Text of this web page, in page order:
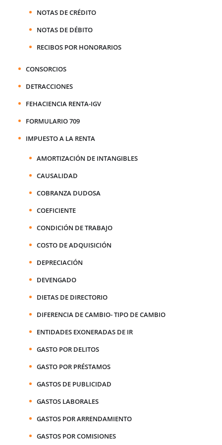
NOTAS DE CRÉDITO
NOTAS DE DÉBITO
RECIBOS POR HONORARIOS
CONSORCIOS
DETRACCIONES
FEHACIENCIA RENTA-IGV
FORMULARIO 709
IMPUESTO A LA RENTA
AMORTIZACIÓN DE INTANGIBLES
CAUSALIDAD
COBRANZA DUDOSA
COEFICIENTE
CONDICIÓN DE TRABAJO
COSTO DE ADQUISICIÓN
DEPRECIACIÓN
DEVENGADO
DIETAS DE DIRECTORIO
DIFERENCIA DE CAMBIO- TIPO DE CAMBIO
ENTIDADES EXONERADAS DE IR
GASTO POR DELITOS
GASTO POR PRÉSTAMOS
GASTOS DE PUBLICIDAD
GASTOS LABORALES
GASTOS POR ARRENDAMIENTO
GASTOS POR COMISIONES